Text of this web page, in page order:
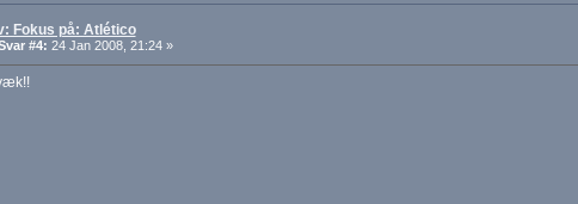
Fokus på: Atlético
#4: 24 Jan 2008, 21:24 »